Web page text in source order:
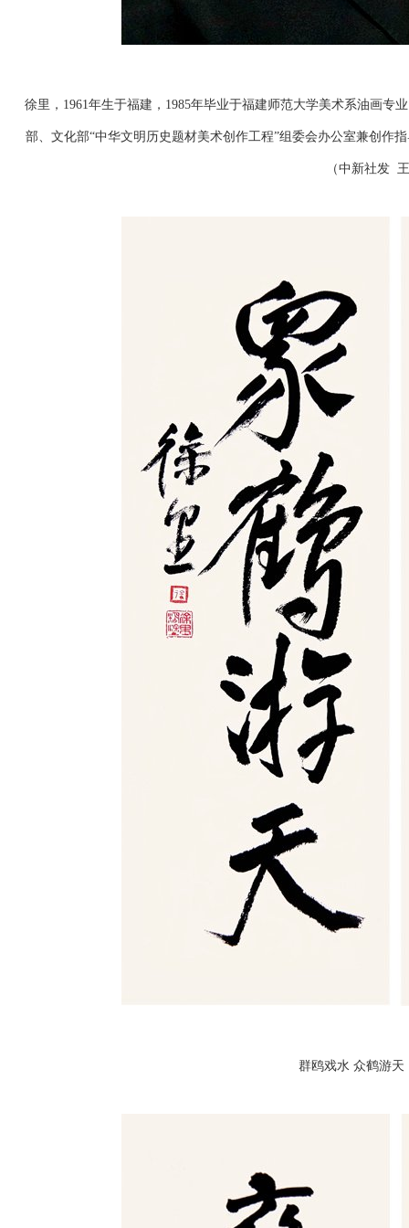
徐里，1961年生于福建，1985年毕业于福建师范大学美术系油画专
部、文化部“中华文明历史题材美术创作工程”组委会办公室兼创作
（中新社发
群鸥戏水 众鹤游